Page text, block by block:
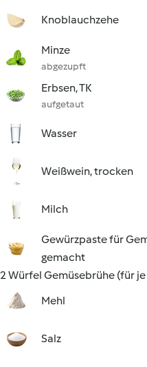
Knoblauchzehe
Minze
abgezupft
Erbsen, TK
aufgetaut
Wasser
Weißwein, trocken
Milch
Gewürzpaste für
gemacht
2 Würfel Gemüsebrühe (für je
Mehl
Salz